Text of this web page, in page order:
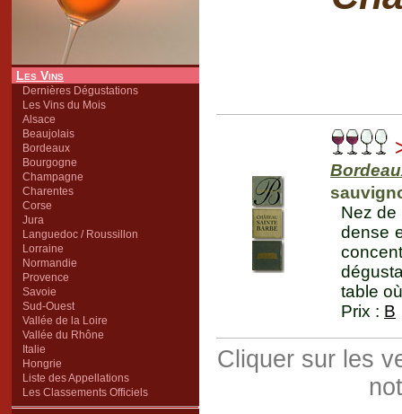
Les Vins
Dernières Dégustations
Les Vins du Mois
Alsace
Beaujolais
Bordeaux
Bourgogne
Champagne
Charentes
Corse
Jura
Languedoc / Roussillon
Lorraine
Normandie
Provence
Savoie
Sud-Ouest
Vallée de la Loire
Vallée du Rhône
Italie
Hongrie
Liste des Appellations
Les Classements Officiels
Nez de
dense
table
Prix : B
Cliquer sur les